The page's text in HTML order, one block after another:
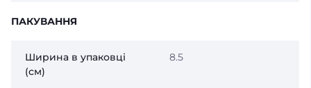
ПАКУВАННЯ
Ширина в упаковці
(см)
8.5